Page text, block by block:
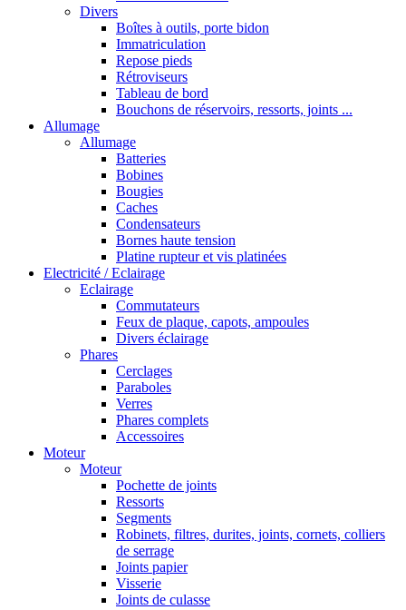
Divers
Boîtes à outils, porte bidon
Immatriculation
Repose pieds
Rétroviseurs
Tableau de bord
Bouchons de réservoirs, ressorts, joints ...
Allumage
Allumage
Batteries
Bobines
Bougies
Caches
Condensateurs
Bornes haute tension
Platine rupteur et vis platinées
Electricité / Eclairage
Eclairage
Commutateurs
Feux de plaque, capots, ampoules
Divers éclairage
Phares
Cerclages
Paraboles
Verres
Phares complets
Accessoires
Moteur
Moteur
Pochette de joints
Ressorts
Segments
Robinets, filtres, durites, joints, cornets, colliers
de serrage
Joints papier
Visserie
Joints de culasse